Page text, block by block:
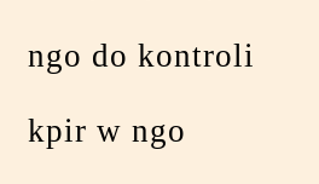
ngo do kontroli
kpir w ngo